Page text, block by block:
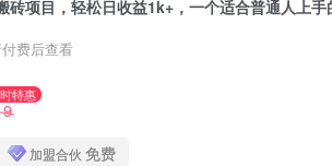
费后查看
特惠
加盟合伙 免费